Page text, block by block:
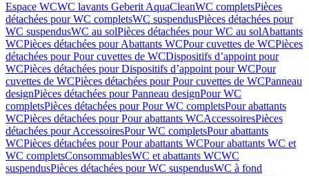
Espace WCWC lavants Geberit AquaCleanWC completsPièces
détachées pour WC completsWC suspendusPièces détachées pour
WC suspendusWC au solPièces détachées pour WC au solAbattants
WCPièces détachées pour Abattants WCPour cuvettes de WCPièces
détachées pour Pour cuvettes de WCDispositifs d’appoint pour
WCPièces détachées pour Dispositifs d’appoint pour WCPour
cuvettes de WCPièces détachées pour Pour cuvettes de WCPanneau
designPièces détachées pour Panneau designPour WC
completsPièces détachées pour Pour WC completsPour abattants
WCPièces détachées pour Pour abattants WCAccessoiresPièces
détachées pour AccessoiresPour WC completsPour abattants
WCPièces détachées pour Pour abattants WCPour abattants WC et
WC completsConsommablesWC et abattants WCWC
suspendusPièces détachées pour WC suspendusWC à fond